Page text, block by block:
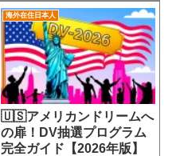
海外在住日本人
🇺🇸アメリカンドリームへ
の扉！DV抽選プログラム
完全ガイド【2026年版】